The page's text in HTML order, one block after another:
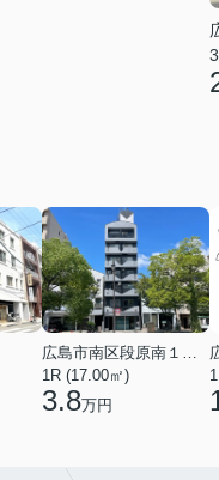
広島市南区段原南１丁目
1R (17.00㎡)
3.8万円